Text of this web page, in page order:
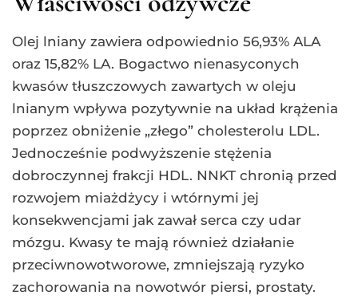
Olej lniany zawiera odpowiednio 56,93% ALA
oraz 15,82% LA. Bogactwo nienasyconych
kwasów tłuszczowych zawartych w oleju
lnianym wpływa pozytywnie na układ krążenia
poprzez obniżenie „złego” cholesterolu LDL.
Jednocześnie podwyższenie stężenia
dobroczynnej frakcji HDL. NNKT chronią przed
rozwojem miażdżycy i wtórnymi jej
konsekwencjami jak zawał serca czy udar
mózgu. Kwasy te mają również działanie
przeciwnowotworowe, zmniejszają ryzyko
zachorowania na nowotwór piersi, prostaty.